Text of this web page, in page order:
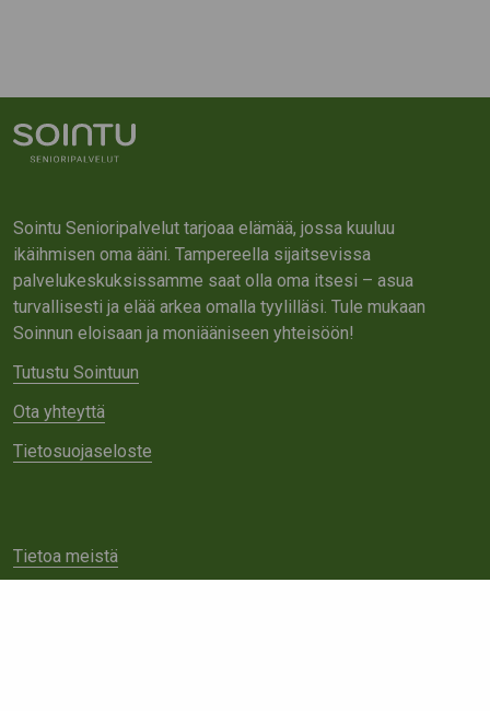
Sointu Senioripalvelut tarjoaa elämää, jossa kuuluu
ikäihmisen oma ääni. Tampereella sijaitsevissa
palvelukeskuksissamme saat olla oma itsesi – asua
turvallisesti ja elää arkea omalla tyylilläsi. Tule mukaan
Soinnun eloisaan ja moniääniseen yhteisöön!
Tutustu Sointuun
Ota yhteyttä
Tietosuojaseloste
Tietoa meistä